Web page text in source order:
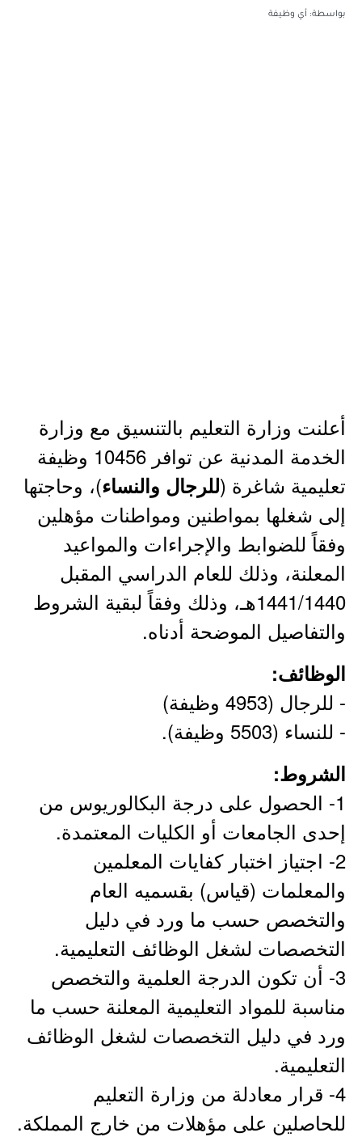
بواسطة: أي وظيفة
أعلنت وزارة التعليم بالتنسيق مع وزارة
الخدمة المدنية عن توافر 10456 وظيفة
تعليمية شاغرة (للرجال والنساء)، وحاجتها
إلى شغلها بمواطنين ومواطنات مؤهلين
وفقاً للضوابط والإجراءات والمواعيد
المعلنة، وذلك للعام الدراسي المقبل
1441/1440هـ، وذلك وفقاً لبقية الشروط
والتفاصيل الموضحة أدناه.
الوظائف:
- للرجال (4953 وظيفة)
- للنساء (5503 وظيفة).
الشروط:
1- الحصول على درجة البكالوريوس من
إحدى الجامعات أو الكليات المعتمدة.
2- اجتياز اختبار كفايات المعلمين
والمعلمات (قياس) بقسميه العام
والتخصص حسب ما ورد في دليل
التخصصات لشغل الوظائف التعليمية.
3- أن تكون الدرجة العلمية والتخصص
مناسبة للمواد التعليمية المعلنة حسب ما
ورد في دليل التخصصات لشغل الوظائف
التعليمية.
4- قرار معادلة من وزارة التعليم
للحاصلين على مؤهلات من خارج المملكة.